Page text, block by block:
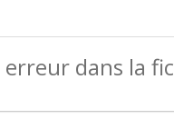
dans la